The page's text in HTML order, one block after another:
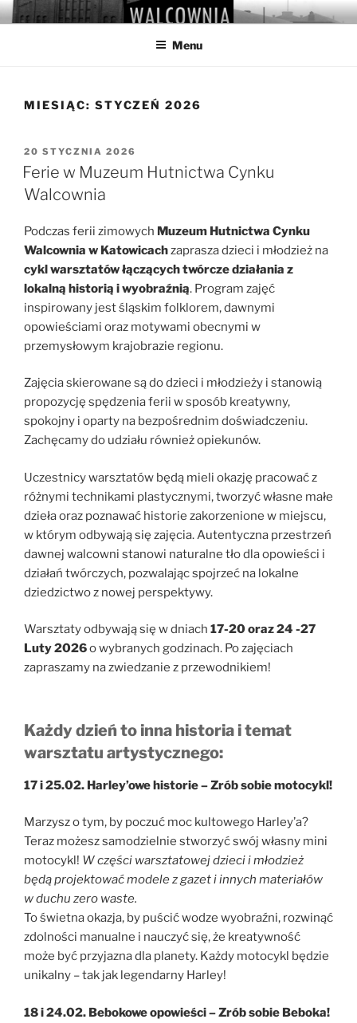
Przejdź
do
WALCOWNIA
Muzeum Hutnictwa Cynku
Menu
MIESIĄC: STYCZEŃ 2026
OPUBLIKOWANE
W
20 STYCZNIA 2026
Ferie w Muzeum Hutnictwa Cynku
Walcownia
Podczas ferii zimowych Muzeum Hutnictwa Cynku
Walcownia w Katowicachzaprasza dzieci i młodzież na
cykl warsztatów łączących twórcze działania z
lokalną historią i wyobraźnią. Program zajęć
inspirowany jest śląskim folklorem, dawnymi
opowieściami oraz motywami obecnymi w
przemysłowym krajobrazie regionu.
Zajęcia skierowane są do dzieci i młodzieży i stanowią
propozycję spędzenia ferii w sposób kreatywny,
spokojny i oparty na bezpośrednim doświadczeniu.
Zachęcamy do udziału również opiekunów.
Uczestnicy warsztatów będą mieli okazję pracować z
różnymi technikami plastycznymi, tworzyć własne małe
dzieła oraz poznawać historie zakorzenione w miejscu,
w którym odbywają się zajęcia. Autentyczna przestrzeń
dawnej walcowni stanowi naturalne tło dla opowieści i
działań twórczych, pozwalając spojrzeć na lokalne
dziedzictwo z nowej perspektywy.
Warsztaty odbywają się w dniach 17-20 oraz 24 -27
Luty 2026o wybranych godzinach. Po zajęciach
zapraszamy na zwiedzanie z przewodnikiem!
Każdy dzień to inna historia i temat
warsztatu artystycznego:
17 i 25.02. Harley’owe historie – Zrób sobie motocykl!
Marzysz o tym, by poczuć moc kultowego Harley’a?
Teraz możesz samodzielnie stworzyć swój własny mini
motocykl! W części warsztatowej dzieci i młodzież
będą projektować modele z gazet i innych materiałów
w duchu zero waste.
To świetna okazja, by puścić wodze wyobraźni, rozwinąć
zdolności manualne i nauczyć się, że kreatywność
może być przyjazna dla planety. Każdy motocykl będzie
unikalny – tak jak legendarny Harley!
18 i 24.02. Bebokowe opowieści – Zrób sobie Beboka!